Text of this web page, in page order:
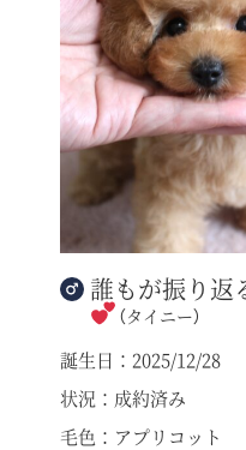
誰もが振り返
（タイニー）
誕生日：2025/12/28
状況：成約済み
毛色：アプリコット